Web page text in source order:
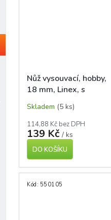
Nůž vysouvací, hobby,
18 mm, Linex, s
Skladem (5 ks)
114,88 Kč bez DPH
139 Kč / ks
DO KOŠÍKU
Kód: 550105